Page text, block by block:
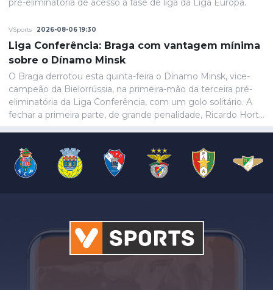
pré-eliminatória de acesso à fase de liga da Liga Europa.
VSports 2026-08-06 19:30
Liga Conferência: Braga com vantagem mínima
sobre o Dínamo Minsk
O Braga derrotou esta quinta-feira o Dínamo Minsk, vice-
campeão da Bielorrússia, na primeira-mão da terceira pré-
eliminatória da Liga Conferência, com um golo solitário. A
fechar a primeira parte, de grande penalidade, Ricardo Horta